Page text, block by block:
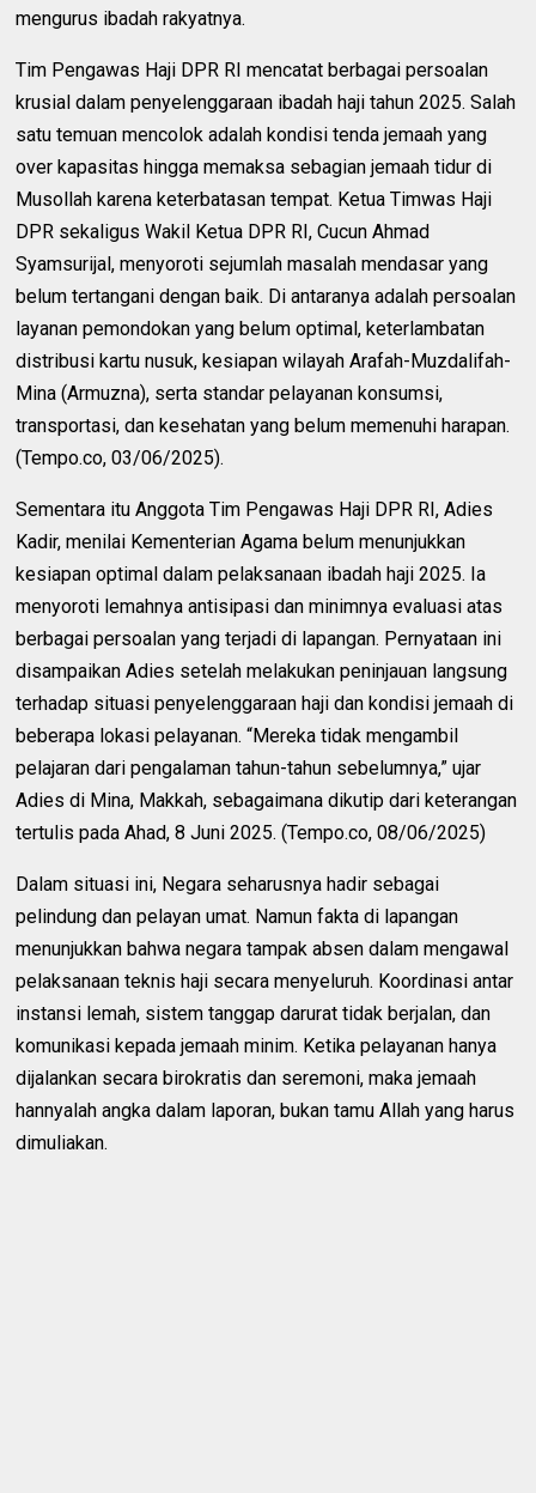
mengurus ibadah rakyatnya.
Tim Pengawas Haji DPR RI mencatat berbagai persoalan
krusial dalam penyelenggaraan ibadah haji tahun 2025. Salah
satu temuan mencolok adalah kondisi tenda jemaah yang
over kapasitas hingga memaksa sebagian jemaah tidur di
Musollah karena keterbatasan tempat. Ketua Timwas Haji
DPR sekaligus Wakil Ketua DPR RI, Cucun Ahmad
Syamsurijal, menyoroti sejumlah masalah mendasar yang
belum tertangani dengan baik. Di antaranya adalah persoalan
layanan pemondokan yang belum optimal, keterlambatan
distribusi kartu nusuk, kesiapan wilayah Arafah-Muzdalifah-
Mina (Armuzna), serta standar pelayanan konsumsi,
transportasi, dan kesehatan yang belum memenuhi harapan.
(Tempo.co, 03/06/2025).
Sementara itu Anggota Tim Pengawas Haji DPR RI, Adies
Kadir, menilai Kementerian Agama belum menunjukkan
kesiapan optimal dalam pelaksanaan ibadah haji 2025. Ia
menyoroti lemahnya antisipasi dan minimnya evaluasi atas
berbagai persoalan yang terjadi di lapangan. Pernyataan ini
disampaikan Adies setelah melakukan peninjauan langsung
terhadap situasi penyelenggaraan haji dan kondisi jemaah di
beberapa lokasi pelayanan. “Mereka tidak mengambil
pelajaran dari pengalaman tahun-tahun sebelumnya,” ujar
Adies di Mina, Makkah, sebagaimana dikutip dari keterangan
tertulis pada Ahad, 8 Juni 2025. (Tempo.co, 08/06/2025)
Dalam situasi ini, Negara seharusnya hadir sebagai
pelindung dan pelayan umat. Namun fakta di lapangan
menunjukkan bahwa negara tampak absen dalam mengawal
pelaksanaan teknis haji secara menyeluruh. Koordinasi antar
instansi lemah, sistem tanggap darurat tidak berjalan, dan
komunikasi kepada jemaah minim. Ketika pelayanan hanya
dijalankan secara birokratis dan seremoni, maka jemaah
hannyalah angka dalam laporan, bukan tamu Allah yang harus
dimuliakan.